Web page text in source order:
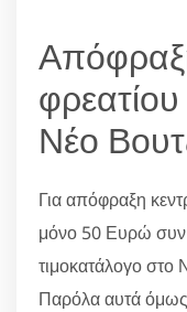
Νέο
Για απόφραξη
μόνο 50 Ευρώ συν
τιμοκατάλογο στο
Παρόλα αυτά όμως